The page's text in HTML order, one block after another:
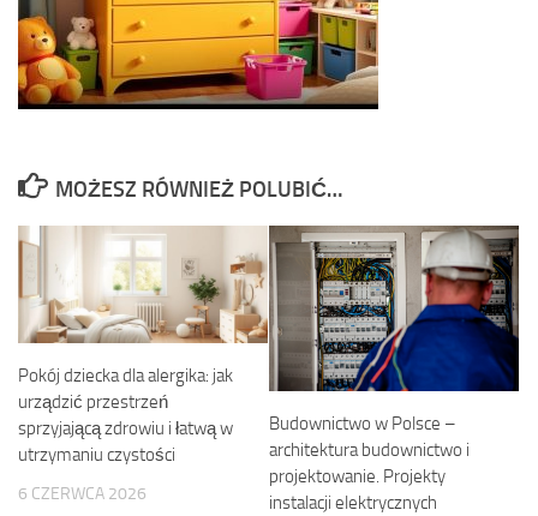
MOŻESZ RÓWNIEŻ POLUBIĆ…
Pokój dziecka dla alergika: jak
urządzić przestrzeń
sprzyjającą zdrowiu i łatwą w
utrzymaniu czystości
6 CZERWCA 2026
Budownictwo w Polsce –
architektura budownictwo i
projektowanie. Projekty
instalacji elektrycznych